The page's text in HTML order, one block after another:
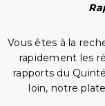
Vous êtes à la
rapidement les
rapports du
loin, notre